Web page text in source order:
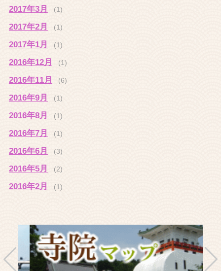
2017年3月 (1)
2017年2月 (1)
2017年1月 (1)
2016年12月 (1)
2016年11月 (6)
2016年9月 (1)
2016年8月 (1)
2016年7月 (1)
2016年6月 (3)
2016年5月 (2)
2016年2月 (1)